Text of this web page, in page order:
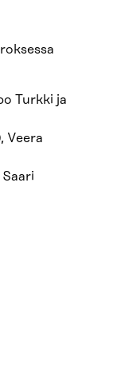
Turkki ja
Veera